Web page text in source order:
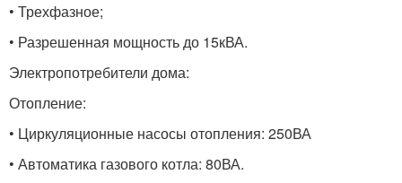
• Трехфазное;
• Разрешенная мощность до 15кВА.
Электропотребители дома:
Отопление:
• Циркуляционные насосы отопления: 250ВА
• Автоматика газового котла: 80ВА.